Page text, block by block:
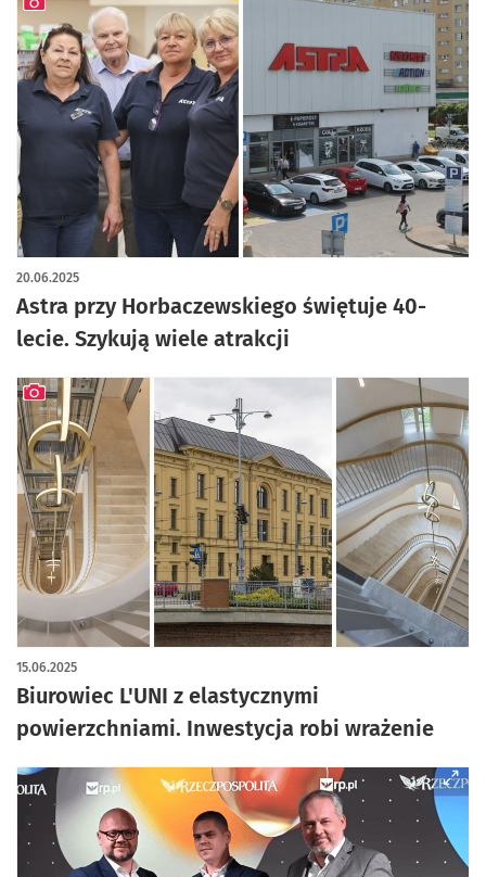
Astra przy Horbaczewskiego świętuje 40-
lecie. Szykują wiele atrakcji
20.06.2025
artykuł z galerią zdjęć
Biurowiec L'UNI z elastycznymi
powierzchniami. Inwestycja robi wrażenie
15.06.2025
artykuł z galerią zdjęć